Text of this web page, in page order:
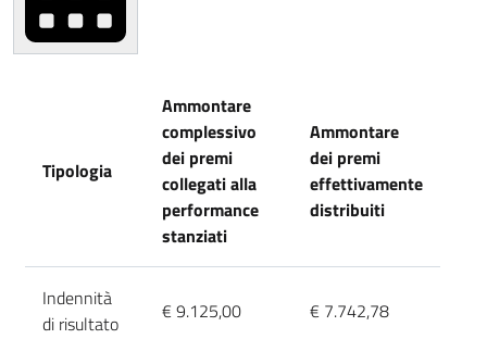
Tipologia
Ammontare
complessivo
dei premi
collegati alla
performance
stanziati
Ammontare
dei premi
effettivamente
distribuiti
Indennità
di risultato
€ 9.125,00 € 7.742,78